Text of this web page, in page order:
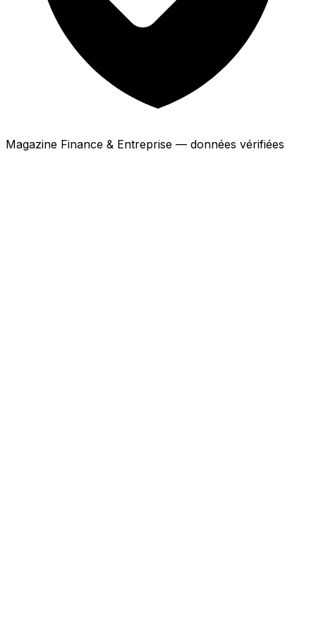
Magazine Finance & Entreprise — données vérifiées